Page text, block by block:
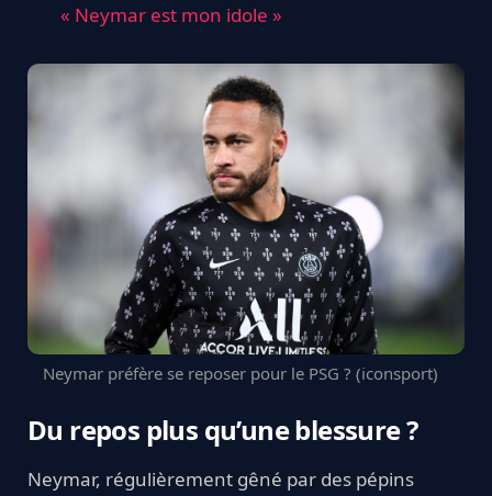
« Neymar est mon idole »
Neymar préfère se reposer pour le PSG ? (iconsport)
Du repos plus qu’une blessure ?
Neymar, régulièrement gêné par des pépins